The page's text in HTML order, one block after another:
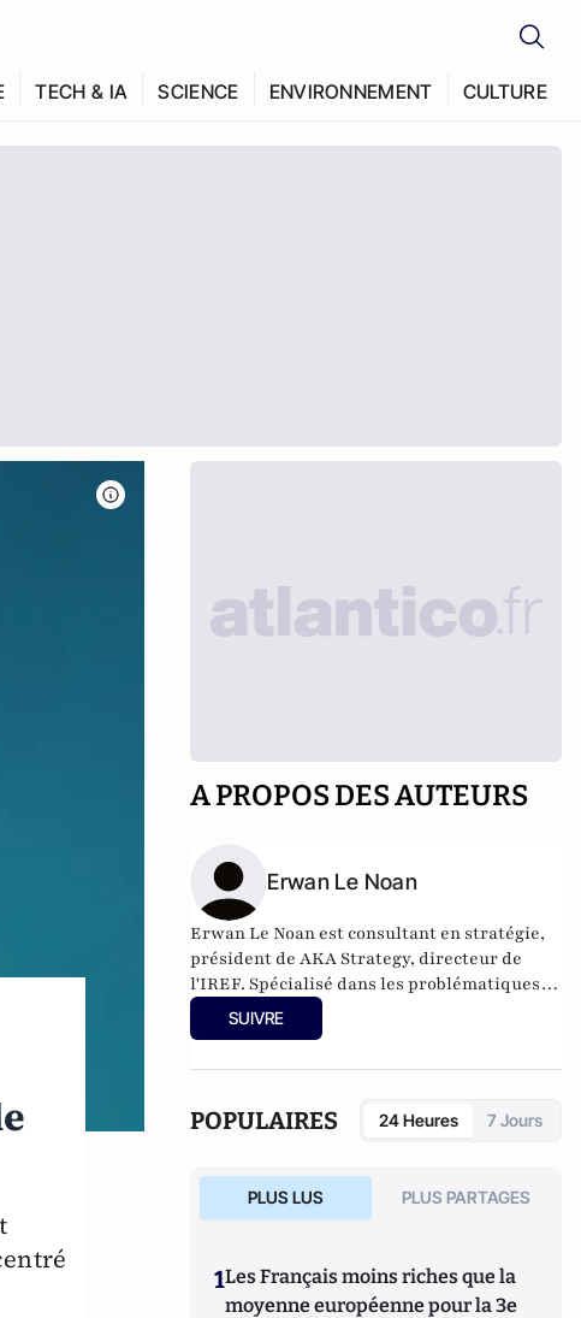
TECH & IA SCIENCE ENVIRONNEMENT CULTURE
A PROPOS DES AUTEURS
Erwan Le Noan
Erwan Le Noan est consultant en stratégie,
président de AKA Strategy, directeur de
l'IREF. Spécialisé dans les problématiques
de régulation et de stratégies d'influence, il
a enseigné le droit et l'économie à Sciences
SUIVRE
POPULAIRES 24 Heures 7 Jours
PLUS LUS PLUS PARTAGES
1Les Français moins riches que la
moyenne européenne pour la 3e